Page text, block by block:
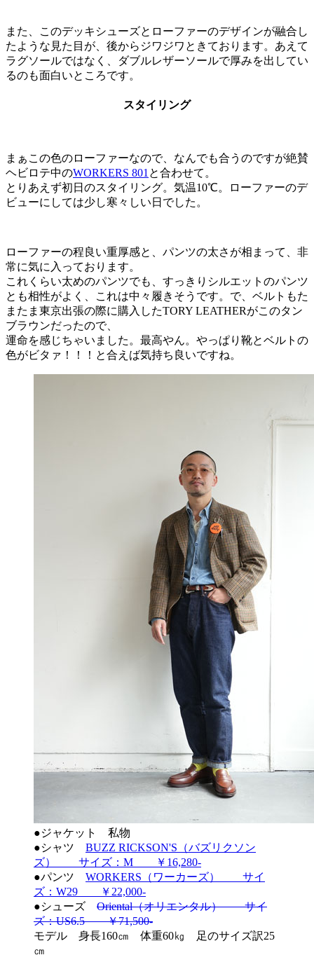
また、このデッキシューズとローファーのデザインが融合し
たような見た目が、後からジワジワときております。あえて
ラグソールではなく、ダブルレザーソールで厚みを出してい
るのも面白いところです。
スタイリング
まぁこの色のローファーなので、なんでも合うのですが絶賛
ヘビロテ中のWORKERS 801 と合わせて。
とりあえず初日のスタイリング。気温10℃。ローファーのデ
ビューにしては少し寒々しい日でした。
ローファーの程良い重厚感と、パンツの太さが相まって、非
常に気に入っております。
これくらい太めのパンツでも、すっきりシルエットのパンツ
とも相性がよく、これは中々履きそうです。で、ベルトもた
またま東京出張の際に購入したTORY LEATHERがこのタン
ブラウンだったので、
運命を感じちゃいました。最高やん。やっぱり靴とベルトの
色がビタァ！！！と合えば気持ち良いですね。
●ジャケット 私物
●シャツ BUZZ RICKSON'S（バズリクソン
ズ） サイズ：M ￥16,280‐
●パンツ WORKERS（ワーカーズ） サイ
ズ：W29 ￥22,000‐
●シューズ Oriental（オリエンタル） サイ
ズ：US6.5 ￥71,500‐
モデル 身長160㎝ 体重60㎏ 足のサイズ訳25
㎝